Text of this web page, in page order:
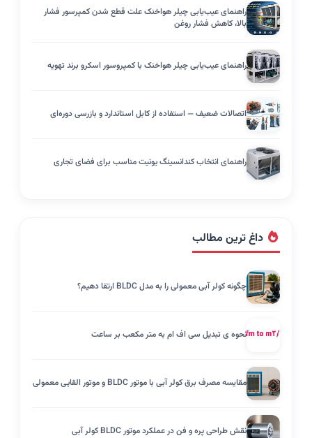
راهنمای عیب‌یابی چیلر هواخنک علت قطع شدن کمپرسور فشار
بالا، کاهش فشار روغن
راهنمای عیب‌یابی چیلر هواخنک با کمپروسور اسکرو برند تهویه
اتصالات ضعیف — استفاده از کابل استاندارد و بازرسی دوره‌ای
راهنمای انتخاب کندانسینگ یونیت مناسب برای فضای تجاری
داغ ترین مطالب
چگونه کولر آبی معمولی را به مدل BLDC ارتقا دهیم؟
نحوه ی تبدیل سی اف ام به متر مکعب بر ساعت
مقایسه مصرف برق کولر آبی با موتور BLDC و موتور القایی معمولی
نقش طراحی پره و فن در عملکرد موتور BLDC کولر آبی